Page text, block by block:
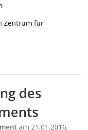
Zentrum für
des
am 21.01.2016,